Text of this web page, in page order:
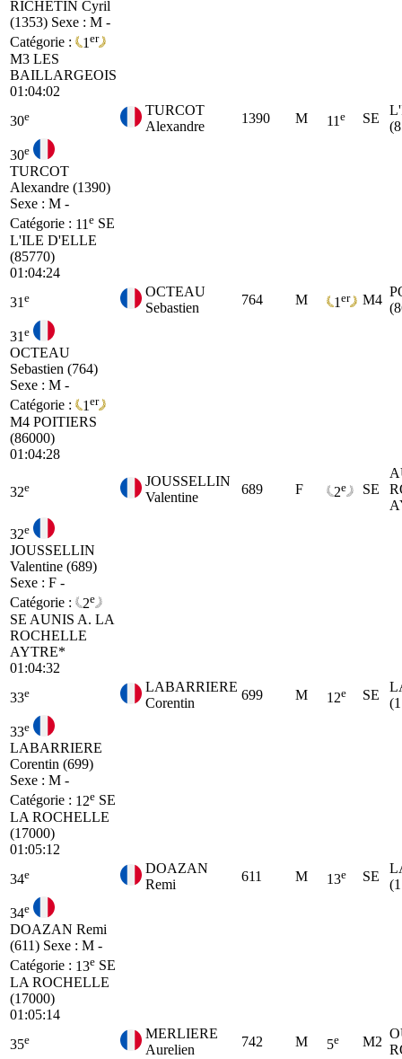
RICHETIN Cyril
(1353) Sexe : M -
Catégorie :
1 er
M3 LES
BAILLARGEOIS
01:04:02
30e
TURCOT
Alexandre
1390 M 11 e SE
30e
TURCOT
Alexandre (1390)
Sexe : M -
Catégorie : 11 e SE
L'ILE D'ELLE
(85770)
01:04:24
31 e
OCTEAU
Sebastien
764 M 1 er M4
31 e
OCTEAU
Sebastien (764)
Sexe : M -
Catégorie :
1 er
M4 POITIERS
(86000)
01:04:28
32e
JOUSSELLIN
Valentine
689 F 2e SE
32e
JOUSSELLIN
Valentine (689)
Sexe : F -
Catégorie :
2e
SE AUNIS A. LA
ROCHELLE
AYTRE*
01:04:32
33e
LABARRIERE
Corentin
699 M 12e SE
33e
LABARRIERE
Corentin (699)
Sexe : M -
Catégorie : 12e SE
LA ROCHELLE
(17000)
01:05:12
34e
DOAZAN
Remi
611 M 13e SE
34e
DOAZAN Remi
(611) Sexe : M -
Catégorie : 13e SE
LA ROCHELLE
(17000)
01:05:14
35e
MERLIERE
Aurelien
742 M 5e M2